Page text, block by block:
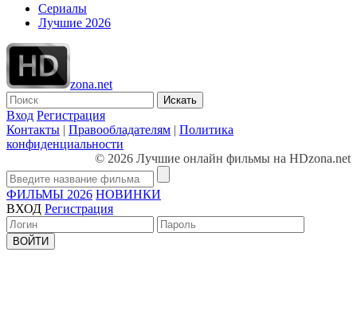
Сериалы
Лучшие 2026
zona.net
Искать
Вход Регистрация
Контакты | Правообладателям | Политика
конфиденциальности
© 2026 Лучшие онлайн фильмы на HDzona.net
ФИЛЬМЫ 2026 НОВИНКИ
ВХОД Регистрация